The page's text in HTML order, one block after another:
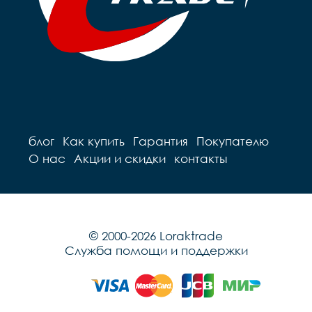
блог Как купить Гарантия
Покупателю
О нас
Акции и скидки контакты
© 2000-2026 Loraktrade
Служба помощи и поддержки